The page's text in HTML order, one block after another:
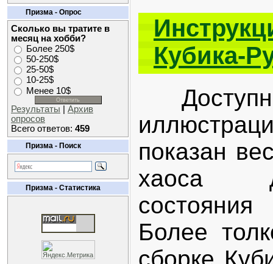
Призма - Опрос
Сколько вы тратите в
месяц на хобби?
Более 250$
50-250$
25-50$
10-25$
Менее 10$
Результаты
Архив
опросов
Всего ответов: 459
Призма - Поиск
Призма - Статистика
Кубика-
показан
хаоса
Более